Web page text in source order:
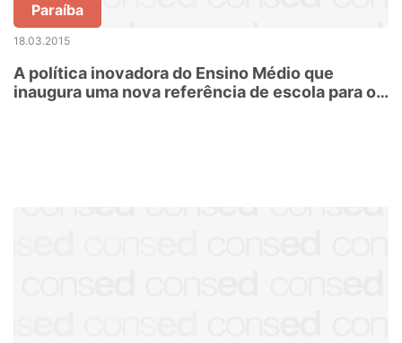
Paraíba
18.03.2015
A política inovadora do Ensino Médio que
inaugura uma nova referência de escola para o